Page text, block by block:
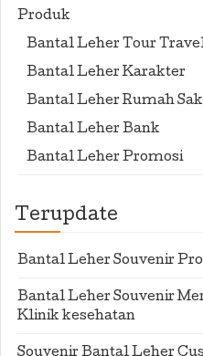
Produk
Bantal Leher Tour
Bantal Leher Karakter
Bantal Leher Rumah
Bantal Leher Bank
Bantal Leher Promosi
Terupdate
Bantal Leher Souvenir
Bantal Leher Souvenir
Klinik kesehatan
Souvenir Bantal Leher